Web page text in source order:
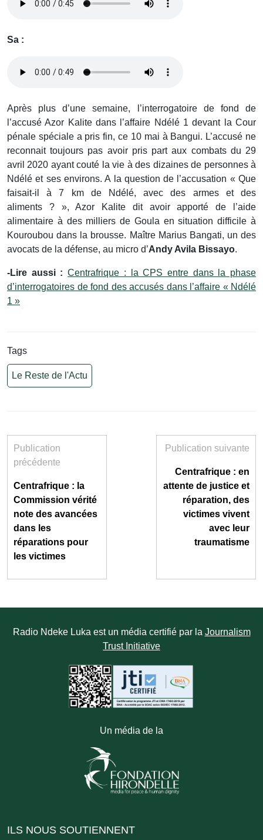
Sa :
Après plus d’une semaine, l’interrogatoire de fond de
l’accusé Azor Kalite dans l’affaire Ndélé 1 devant la Cour
pénale spéciale a pris fin, ce 10 mai à Bangui. L’accusé ne
reconnait toujours pas avoir pris part aux combats du 29
avril 2020 ayant couté la vie à des dizaines de personnes à
Ndélé et ses environs. A la question de l’accusation « Que
faisait-il à 7 km de Ndélé, avec des armes et des
aliments ? », Azor Kalite dit avoir apporté de l’aide
alimentaire à des milliers de Goula en situation difficile à
Kouroubou dans la brousse. Maître Marius Bangati, un des
avocats de la défense, au micro d’Andy Avila Bissayo.
-Lire aussi :Centrafrique : la CPS entre dans la phase
d’interrogatoires de fond des accusés dans l’affaire « Ndélé
1 »
Tags
Le Reste de l'Actu
Publication
précédente
Centrafrique : la
Commission vérité
note des avancées
dans les
réparations pour
les victimes
Publication suivante
Centrafrique : en
attente de justice et
réparation, des
victimes vivent
avec leur
traumatisme
Radio Ndeke Luka est un média certifié par la Journalism
Trust Initiative
Un média de la
ILS NOUS SOUTIENNENT